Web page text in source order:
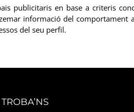
publicitaris en base a criteris
informació del comportament
del seu perfil.
TROBA’NS